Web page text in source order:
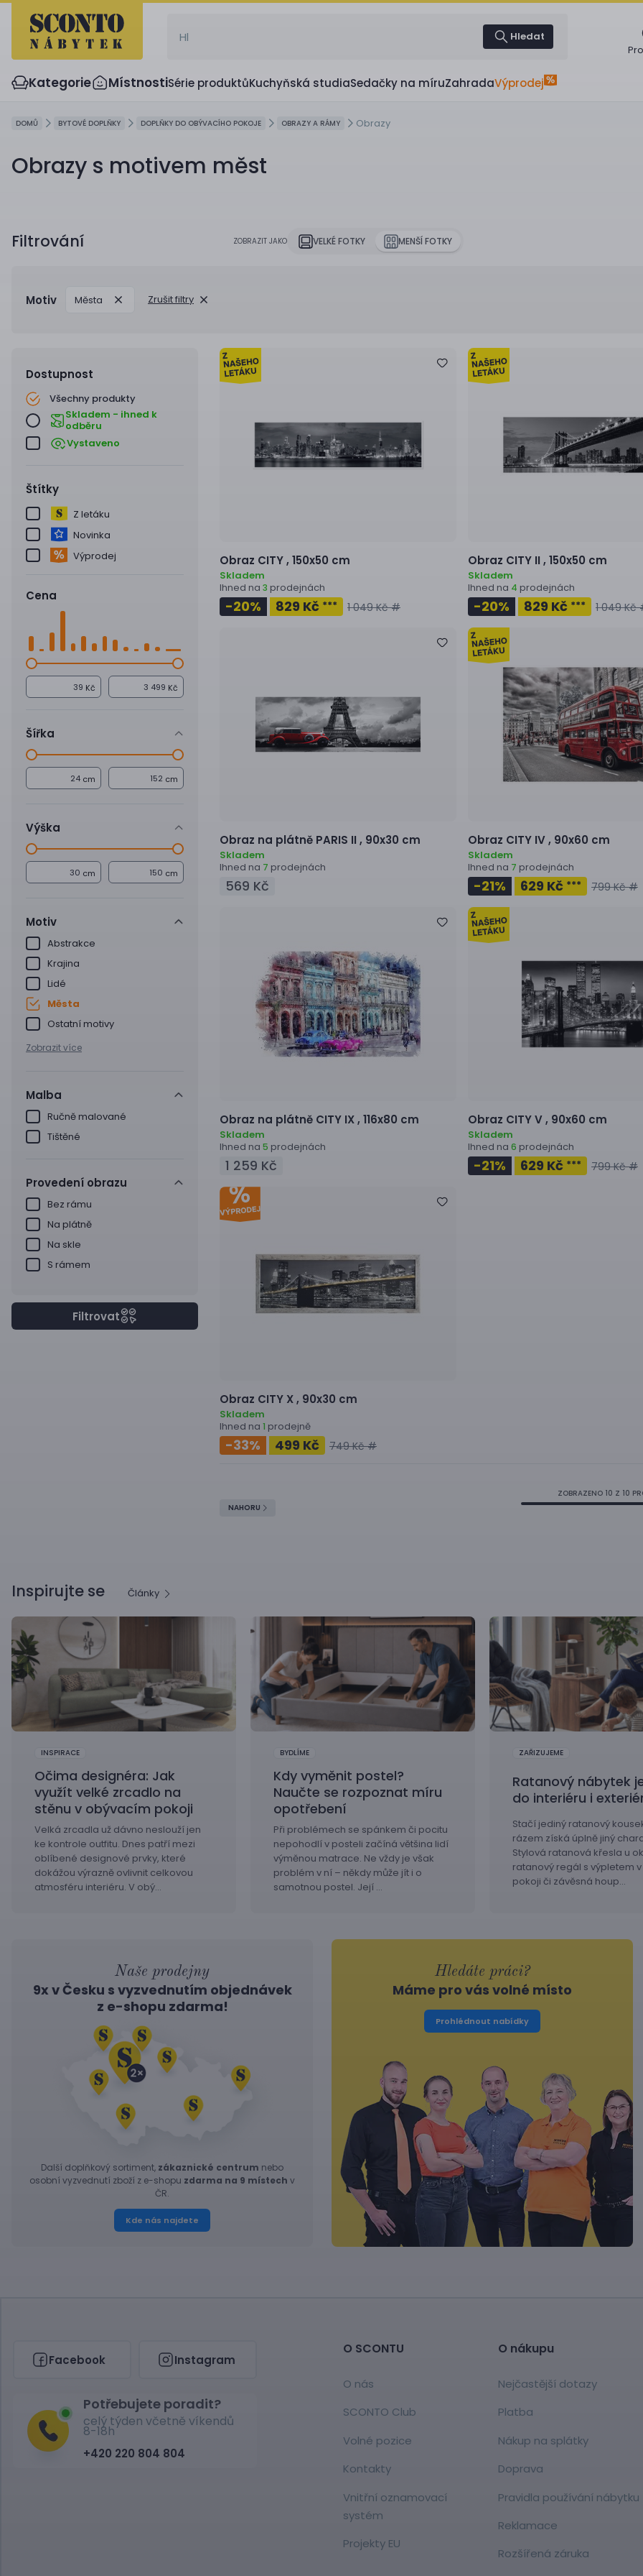
Hledat
Kategorie MístnostiSérie produktůKuchyňská studiaSedačky na míruZahradaVýprodej
DOMŮ BYTOVÉ DOPLŇKY DOPLŇKY DO OBÝVACÍHO POKOJE OBRAZY A RÁMY Obrazy
Obrazy s motivem měst
Filtrování ZOBRAZIT JAKO VELKÉ FOTKY MENŠÍ FOTKY
Motiv Města Zrušit filtry
Dostupnost
Všechny produkty
Skladem - ihned k
odběru
Vystaveno
Štítky
Z letáku
Novinka
Výprodej
Cena
Kč Kč
Šířka
cm cm
Výška
cm cm
Motiv
Abstrakce
Krajina
Lidé
Města
Ostatní motivy
Zobrazit více
Malba
Ručně malované
Tištěné
Provedení obrazu
Bez rámu
Na plátně
Na skle
S rámem
Filtrovat
Obraz CITY , 150x50 cm
Skladem
Ihned na 3 prodejnách
-20% 829 Kč *** 1 049 Kč #
Obraz CITY II , 150x50 cm
Skladem
Ihned na 4 prodejnách
-20% 829 Kč *** 1 049 Kč
Obraz na plátně PARIS II , 90x30 cm
Skladem
Ihned na 7 prodejnách
569 Kč
Obraz CITY IV , 90x60 cm
Skladem
Ihned na 7 prodejnách
-21% 629 Kč *** 799 Kč #
Obraz na plátně CITY IX , 116x80 cm
Skladem
Ihned na 5 prodejnách
1 259 Kč
Obraz CITY V , 90x60 cm
Skladem
Ihned na 6 prodejnách
-21% 629 Kč *** 799 Kč #
Obraz CITY X , 90x30 cm
Skladem
Ihned na 1 prodejně
-33% 499 Kč 749 Kč #
NAHORU
ZOBRAZENO 10 Z 10
Inspirujte se Články
INSPIRACE
Očima designéra: Jak
využít velké zrcadlo na
stěnu v obývacím pokoji
Velká zrcadla už dávno neslouží jen
ke kontrole outfitu. Dnes patří mezi
oblíbené designové prvky, které
dokážou výrazně ovlivnit celkovou
atmosféru interiéru. V obý…
BYDLÍME
Kdy vyměnit postel?
Naučte se rozpoznat míru
opotřebení
Při problémech se spánkem či pocitu
nepohodlí v posteli začíná většina lidí
výměnou matrace. Ne vždy je však
problém v ní – někdy může jít i o
samotnou postel. Její …
ZAŘIZUJEME
Ratanový nábytek
do interiéru i
Stačí jediný ratanový
rázem získá úplně jiný
Stylová ratanová křesla u
ratanový regál s výpletem
pokoji či závěsná houp…
Naše prodejny
9x v Česku s vyzvednutím objednávek
z e-shopu zdarma!
Další doplňkový sortiment, zákaznické centrum nebo
osobní vyzvednutí zboží z e-shopu zdarma na 9 místech v
ČR.
Kde nás najdete
Hledáte práci?
Máme pro vás volné místo
Prohlédnout nabídky
Facebook Instagram
Potřebujete poradit?
celý týden včetně víkendů
8-18h
+420 220 804 804
O SCONTU
O nás
SCONTO Club
Volné pozice
Kontakty
Vnitřní oznamovací
systém
Projekty EU
O nákupu
Nejčastější dotazy
Platba
Nákup na splátky
Doprava
Pravidla používání nábytku
Reklamace
Rozšířená záruka